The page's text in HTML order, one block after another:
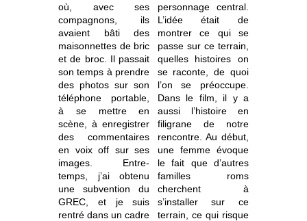
où, avec ses
compagnons, ils
avaient bâti des
maisonnettes de bric
et de broc. Il passait
son temps à prendre
des photos sur son
téléphone portable,
à se mettre en
scène, à enregistrer
des commentaires
en voix off sur ses
images. Entre-
temps, j’ai obtenu
une subvention du
GREC, et je suis
rentré dans un cadre
personnage central.
L’idée était de
montrer ce qui se
passe sur ce terrain,
quelles histoires on
se raconte, de quoi
l’on se préoccupe.
Dans le film, il y a
aussi l’histoire en
filigrane de notre
rencontre. Au début,
une femme évoque
le fait que d’autres
familles roms
cherchent à
s’installer sur ce
terrain, ce qui risque